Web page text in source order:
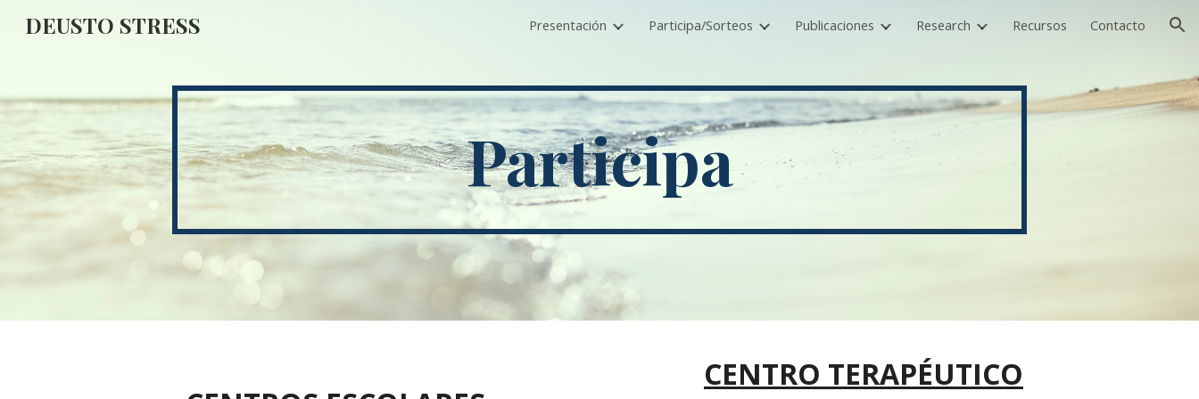
Skip to navigation
DEUSTO STRESS Presentación Participa/Sorteos Publicaciones Research Recursos Contacto
Participa
CENTRO TERAPÉUTICO